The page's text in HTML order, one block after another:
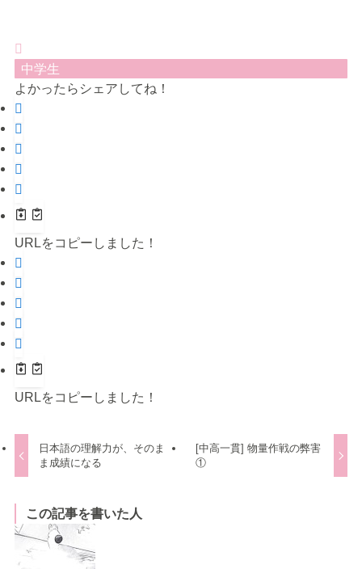
中学生
よかったらシェアしてね！
URLをコピーしました！
URLをコピーしました！
日本語の理解力が、そのま
ま成績になる
[中高一貫] 物量作戦の弊害
①
この記事を書いた人